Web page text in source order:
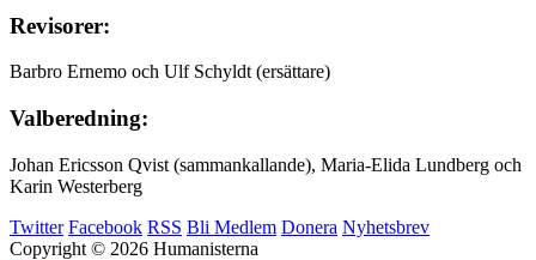
Revisorer:
Barbro Ernemo och Ulf Schyldt (ersättare)
Valberedning:
Johan Ericsson Qvist (sammankallande), Maria-Elida Lundberg och
Karin Westerberg
Twitter Facebook RSS Bli Medlem Donera Nyhetsbrev
Copyright © 2026 Humanisterna